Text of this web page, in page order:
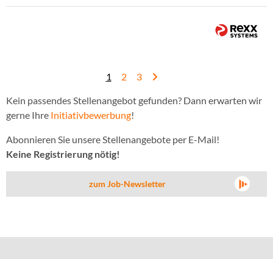
1 2 3
Kein passendes Stellenangebot gefunden? Dann erwarten wir
gerne Ihre Initiativbewerbung!
Abonnieren Sie unsere Stellenangebote per E-Mail!
Keine Registrierung nötig!
zum Job-Newsletter